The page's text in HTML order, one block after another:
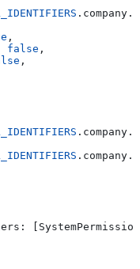
. company .
,
false ,
,
. company .
. company .
[